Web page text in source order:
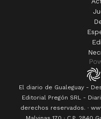
El diario de Gualeguay -
Editorial Pregón SRL -
derechos reservados. ·